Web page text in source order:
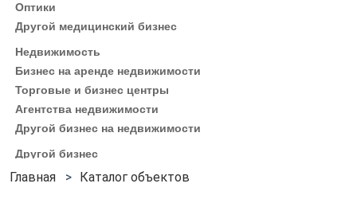
Оптики
Другой медицинский бизнес
Недвижимость
Бизнес на аренде недвижимости
Торговые и бизнес центры
Агентства недвижимости
Другой бизнес на недвижимости
Другой бизнес
Каталог объектов